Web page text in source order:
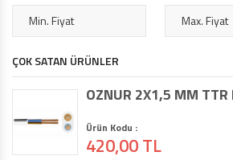
ÇOK SATAN ÜRÜNLER
Ürün Kodu :
420,00 TL